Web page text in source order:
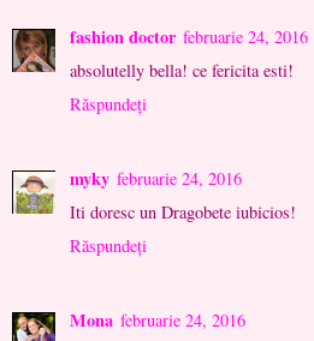
fashion doctor februarie 24, 2016
absolutelly bella! ce fericita esti!
Răspundeți
myky februarie 24, 2016
Iti doresc un Dragobete iubicios!
Răspundeți
Mona februarie 24, 2016